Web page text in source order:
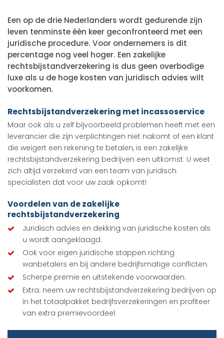
Een op de drie Nederlanders wordt gedurende zijn
leven tenminste één keer geconfronteerd met een
juridische procedure. Voor ondernemers is dit
percentage nog veel hoger. Een zakelijke
rechtsbijstandverzekering is dus geen overbodige
luxe als u de hoge kosten van juridisch advies wilt
voorkomen.
Rechtsbijstandverzekering met incassoservice
Maar ook als u zelf bijvoorbeeld problemen heeft met een
leverancier die zijn verplichtingen niet nakomt of een klant
die weigert een rekening te betalen, is een zakelijke
rechtsbijstandverzekering bedrijven een uitkomst. U weet
zich altijd verzekerd van een team van juridisch
specialisten dat voor uw zaak opkomt!
Voordelen van de zakelijke
rechtsbijstandverzekering
Juridisch advies en dekking van juridische kosten als
u wordt aangeklaagd.
Ook voor eigen juridische stappen richting
wanbetalers en bij andere bedrijfsmatige conflicten.
Scherpe premie en uitstekende voorwaarden.
Extra: neem uw rechtsbijstandverzekering bedrijven op
in het totaalpakket bedrijfsverzekeringen en profiteer
van extra premievoordeel.